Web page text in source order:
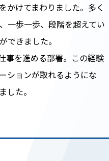
かけてまわりました。多く
一歩一歩、段階を超えてい
できました。
事を進める部署。この経験
ションが取れるようにな
した。